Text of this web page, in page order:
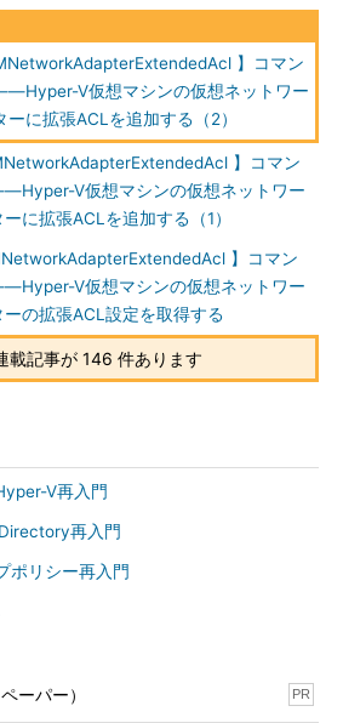
】コマン
V仮想マシンの仮想ネットワー
ーに拡張ACLを追加する（2）
】コマン
V仮想マシンの仮想ネットワー
に拡張ACLを追加する（1）
】コマン
V仮想マシンの仮想ネットワー
ーの拡張ACL設定を取得する
載記事が 146 件あります
V再入門
再入門
ポリシー再入門
ーパー） PR